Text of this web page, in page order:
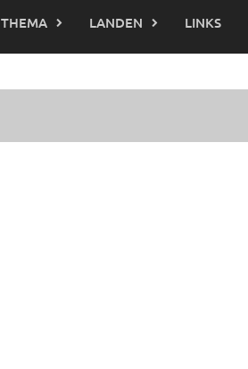
THEMA LANDEN LINKS